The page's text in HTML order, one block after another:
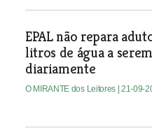
EPAL não repara
litros de água a
diariamente
O MIRANTE dos Leitores | 21-09-